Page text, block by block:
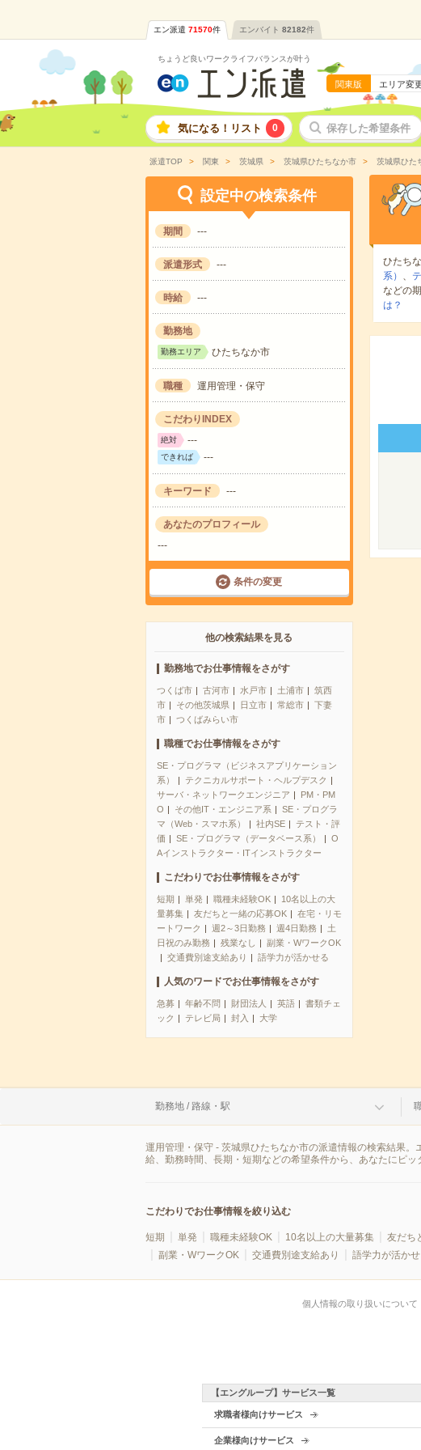
エン派遣 71570件 エンバイト 82182件
ちょうど良いワークライフバランスが叶う
関東版 エリア変
気になる！リスト 0 保存した希望条件
派遣TOP 関東 茨城県 茨城県ひたちなか市 茨城県ひた
設定中の検索条件
期間 ---
派遣形式 ---
時給 ---
勤務地
勤務エリア ひたちなか市
職種 運用管理・保守
こだわりINDEX
絶対 ---
できれば ---
キーワード ---
あなたのプロフィール
---
条件の変更
他の検索結果を見る
勤務地でお仕事情報をさがす
つくば市 古河市 水戸市 土浦市
筑西
市
その他茨城県 日立市 常総市
下妻
市
つくばみらい市
職種でお仕事情報をさがす
SE・プログラマ（ビジネスアプリケーション
系）
テクニカルサポート・ヘルプデスク
サーバ・ネットワークエンジニア
PM・PM
O
その他IT・エンジニア系
SE・プログラ
マ（Web・スマホ系）
社内SE
テスト・評
価
SE・プログラマ（データベース系）
O
Aインストラクター・ITインストラクター
こだわりでお仕事情報をさがす
短期 単発 職種未経験OK
10名以上の大
量募集
友だちと一緒の応募OK
在宅・リモ
ートワーク
週2～3日勤務 週4日勤務
土
日祝のみ勤務
残業なし
副業・WワークOK
交通費別途支給あり
語学力が活かせる
人気のワードでお仕事情報をさがす
急募 年齢不問 財団法人 英語
書類チェ
ック
テレビ局 封入 大学
ひたち
系） 、
などの期
は？
勤務地 / 路線・駅
運用管理・保守 - 茨城県ひたちなか市の派遣情報の検索結果
給、勤務時間、長期・短期などの希望条件から、あなたにピッ
こだわりでお仕事情報を絞り込む
短期 単発 職種未経験OK 10名以上の大量募集 友だち
副業・WワークOK
交通費別途支給あり 語学力が活か
個人情報の取り扱いについて
【エングループ】サービス一覧
求職者様向けサービス
企業様向けサービス